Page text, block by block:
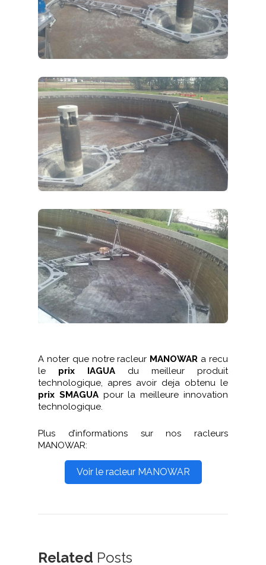
A noter que notre racleur MANOWAR a recu
le prix IAGUA du meilleur produit
technologique, apres avoir deja obtenu le
prix SMAGUApour la meilleure innovation
technologique.
Plus d’informations sur nos racleurs
MANOWAR:
Voir le racleur MANOWAR
Related Posts